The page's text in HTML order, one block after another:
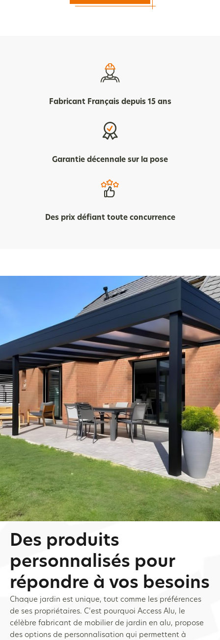
Fabricant Français depuis 15 ans
Garantie décennale sur la pose
Des prix défiant toute concurrence
Des produits
personnalisés pour
répondre à vos besoins
Chaque jardin est unique, tout comme les préférences
de ses propriétaires. C’est pourquoi Access Alu, le
célèbre fabricant de mobilier de jardin en alu, propose
des options de personnalisation qui permettent à